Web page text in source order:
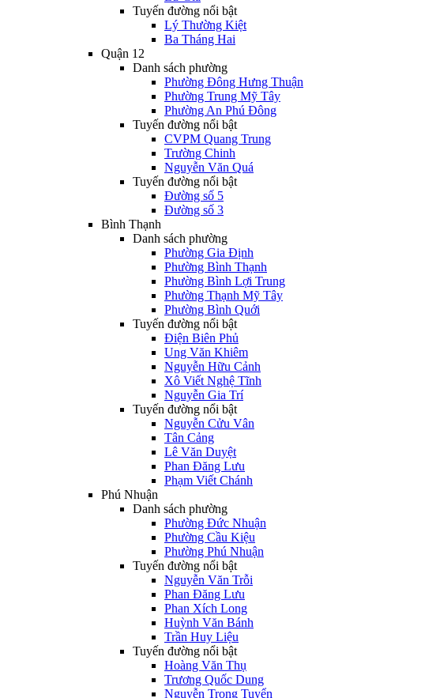
Tuyến đường nổi bật
Lý Thường Kiệt
Ba Tháng Hai
Quận 12
Danh sách phường
Phường Đông Hưng Thuận
Phường Trung Mỹ Tây
Phường An Phú Đông
Tuyến đường nổi bật
CVPM Quang Trung
Trường Chinh
Nguyễn Văn Quá
Tuyến đường nổi bật
Đường số 5
Đường số 3
Bình Thạnh
Danh sách phường
Phường Gia Định
Phường Bình Thạnh
Phường Bình Lợi Trung
Phường Thạnh Mỹ Tây
Phường Bình Quới
Tuyến đường nổi bật
Điện Biên Phủ
Ung Văn Khiêm
Nguyễn Hữu Cảnh
Xô Viết Nghệ Tĩnh
Nguyễn Gia Trí
Tuyến đường nổi bật
Nguyễn Cửu Vân
Tân Cảng
Lê Văn Duyệt
Phan Đăng Lưu
Phạm Viết Chánh
Phú Nhuận
Danh sách phường
Phường Đức Nhuận
Phường Cầu Kiệu
Phường Phú Nhuận
Tuyến đường nổi bật
Nguyễn Văn Trỗi
Phan Đăng Lưu
Phan Xích Long
Huỳnh Văn Bánh
Trần Huy Liệu
Tuyến đường nổi bật
Hoàng Văn Thụ
Trương Quốc Dung
Nguyễn Trọng Tuyển